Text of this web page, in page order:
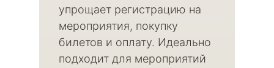
упрощает регистрацию на
мероприятия, покупку
билетов и оплату. Идеально
подходит для мероприятий